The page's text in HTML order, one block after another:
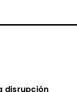
disrupción